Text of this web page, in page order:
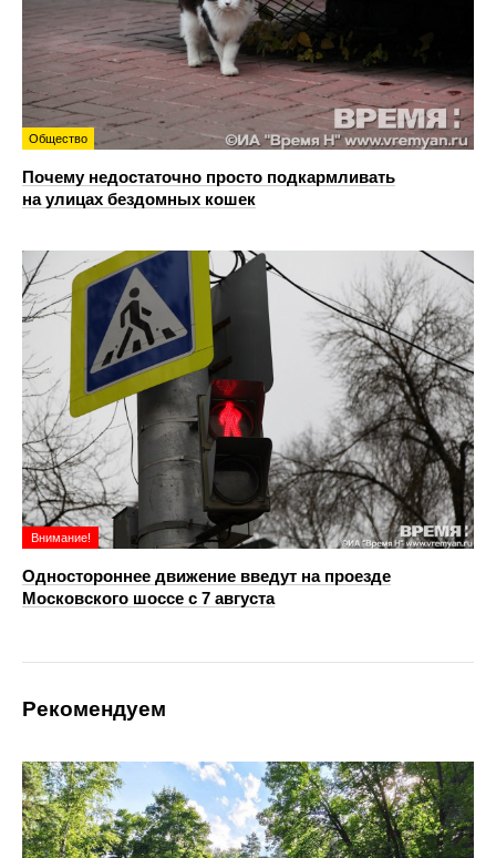
Общество
Почему недостаточно просто подкармливать
на улицах бездомных кошек
Внимание!
Одностороннее движение введут на проезде
Московского шоссе с 7 августа
Рекомендуем